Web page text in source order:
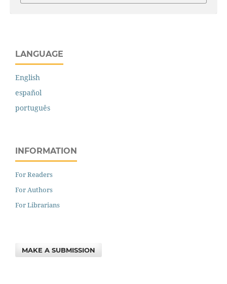
LANGUAGE
English
español
português
INFORMATION
For Readers
For Authors
For Librarians
MAKE A SUBMISSION